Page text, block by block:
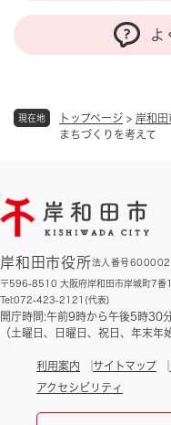
現在地 トップページ > 岸和田
まちづくりを考えて
よ
岸和田市役所法人番号
〒596-8510 大阪府岸和田市岸城町7番
Tel:072-423-2121(代表)
開庁時間:午前9時から午後5時30
（土曜日、日曜日、祝日、年末年
利用案内 サイトマップ
アクセシビリティ